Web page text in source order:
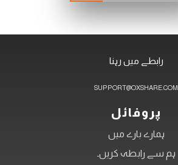
رابطے میں رہنا
SUPPORT@OXSHARE.COM
پروفائل
ہمارے بارے میں
ہم سے رابطہ کریں۔